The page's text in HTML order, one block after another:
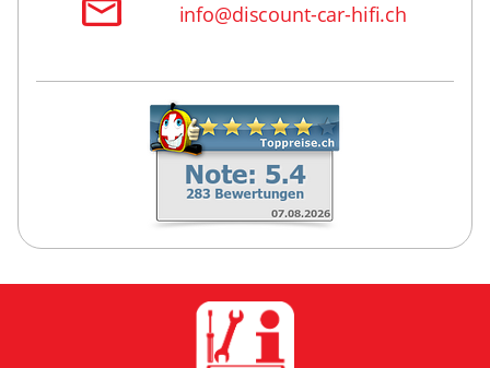
info@discount-car-hifi.ch